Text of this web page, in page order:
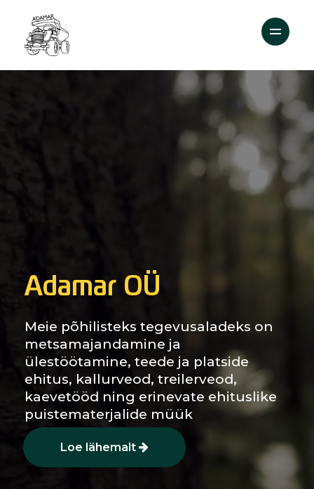
Adamar OÜ
Meie põhilisteks tegevusaladeks on
metsamajandamine ja
ülestöötamine, teede ja platside
ehitus, kallurveod, treilerveod,
kaevetööd ning erinevate ehituslike
puistematerjalide müük
Loe lähemalt